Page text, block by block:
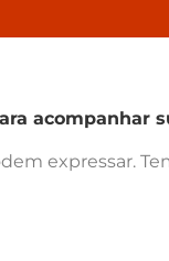
acompanhar
expressar.